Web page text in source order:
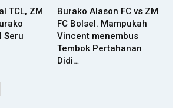
TCL, ZM
Seru
Burako Alason FC vs ZM
FC Bolsel. Mampukah
Vincent menembus
Tembok Pertahanan
Didi…